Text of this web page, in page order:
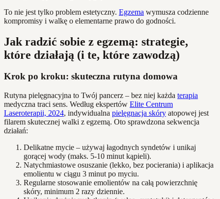
To nie jest tylko problem estetyczny. Egzema wymusza codzienne
kompromisy i walkę o elementarne prawo do godności.
Jak radzić sobie z egzemą: strategie,
które działają (i te, które zawodzą)
Krok po kroku: skuteczna rutyna domowa
Rutyna pielęgnacyjna to Twój pancerz – bez niej każda terapia
medyczna traci sens. Według ekspertów Elite Centrum
Laseroterapii, 2024, indywidualna pielęgnacja skóry atopowej jest
filarem skutecznej walki z egzemą. Oto sprawdzona sekwencja
działań:
Delikatne mycie – używaj łagodnych syndetów i unikaj
gorącej wody (maks. 5-10 minut kąpieli).
Natychmiastowe osuszanie (lekko, bez pocierania) i aplikacja
emolientu w ciągu 3 minut po myciu.
Regularne stosowanie emolientów na całą powierzchnię
skóry, minimum 2 razy dziennie.